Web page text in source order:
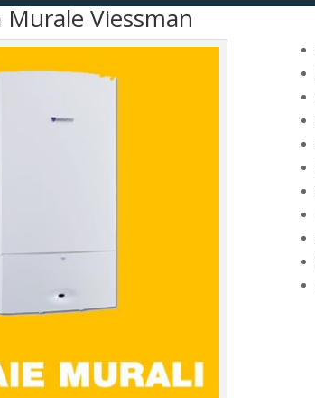
Murale Viessman